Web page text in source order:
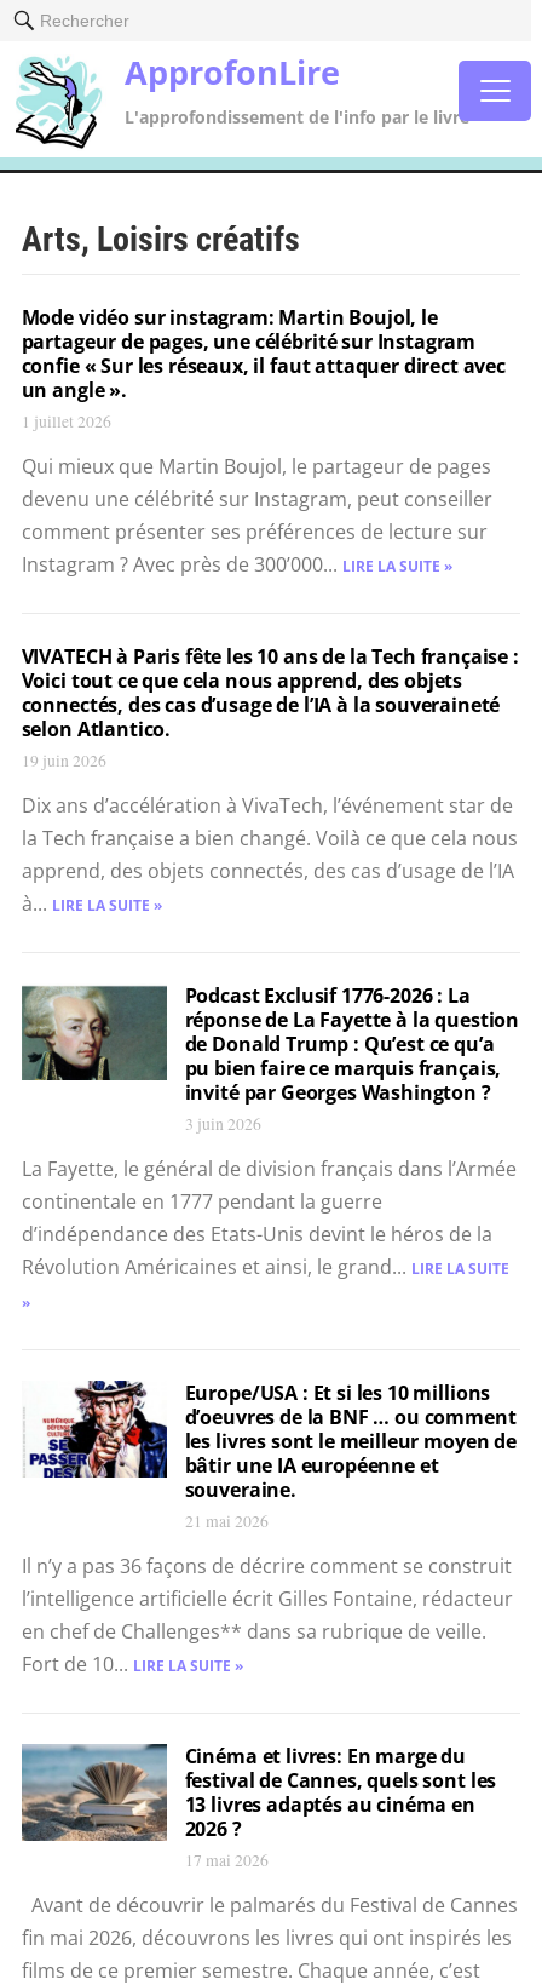
Rechercher
ApprofonLire
L'approfondissement de l'info par le livre
Arts, Loisirs créatifs
Mode vidéo sur instagram: Martin Boujol, le
partageur de pages, une célébrité sur Instagram
confie « Sur les réseaux, il faut attaquer direct avec
un angle ».
1 juillet 2026
Qui mieux que Martin Boujol, le partageur de pages
devenu une célébrité sur Instagram, peut conseiller
comment présenter ses préférences de lecture sur
Instagram ? Avec près de 300’000... LIRE LA SUITE »
VIVATECH à Paris fête les 10 ans de la Tech française :
Voici tout ce que cela nous apprend, des objets
connectés, des cas d’usage de l’IA à la souveraineté
selon Atlantico.
19 juin 2026
Dix ans d’accélération à VivaTech, l’événement star de
la Tech française a bien changé. Voilà ce que cela nous
apprend, des objets connectés, des cas d’usage de l’IA
à... LIRE LA SUITE »
Podcast Exclusif 1776-2026 : La
réponse de La Fayette à la question
de Donald Trump : Qu’est ce qu’a
pu bien faire ce marquis français,
invité par Georges Washington ?
3 juin 2026
La Fayette, le général de division français dans l’Armée
continentale en 1777 pendant la guerre
d’indépendance des Etats-Unis devint le héros de la
Révolution Américaines et ainsi, le grand... LIRE LA SUITE
»
Europe/USA : Et si les 10 millions
d’oeuvres de la BNF … ou comment
les livres sont le meilleur moyen de
bâtir une IA européenne et
souveraine.
21 mai 2026
Il n’y a pas 36 façons de décrire comment se construit
l’intelligence artificielle écrit Gilles Fontaine, rédacteur
en chef de Challenges** dans sa rubrique de veille.
Fort de 10... LIRE LA SUITE »
Cinéma et livres: En marge du
festival de Cannes, quels sont les
13 livres adaptés au cinéma en
2026 ?
17 mai 2026
Avant de découvrir le palmarés du Festival de Cannes
fin mai 2026, découvrons les livres qui ont inspirés les
films de ce premier semestre. Chaque année, c’est